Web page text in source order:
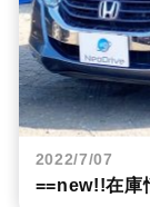
2022/7/07
==new!!在